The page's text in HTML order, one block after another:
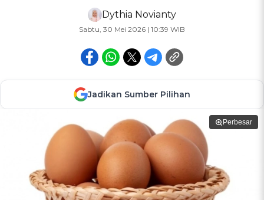
Dythia Novianty
Sabtu, 30 Mei 2026 | 10:39 WIB
Jadikan Sumber Pilihan
Perbesar